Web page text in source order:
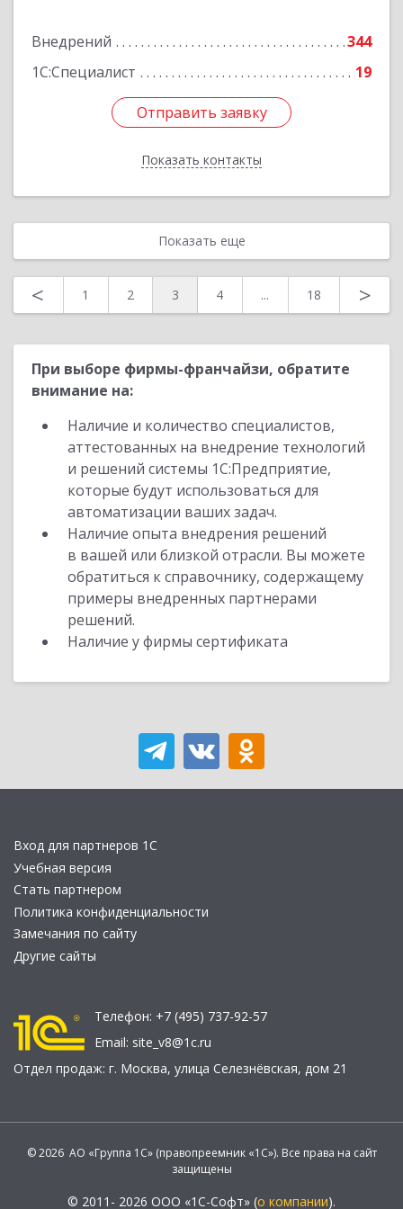
Внедрений
344
1С:Специалист
19
Отправить заявку
Показать контакты
Подробнее
Отправить заявку
Назад
Показать еще
< 1 2 3 4 ... 18 >
При выборе фирмы-франчайзи, обратите
внимание на:
Наличие и количество специалистов,
аттестованных на внедрение технологий
и решений системы 1С:Предприятие,
которые будут использоваться для
автоматизации ваших задач.
Наличие опыта внедрения решений
в вашей или близкой отрасли. Вы можете
обратиться к справочнику, содержащему
примеры внедренных партнерами
решений.
Наличие у фирмы сертификата
Вход для партнеров 1С
Учебная версия
Стать партнером
Политика конфиденциальности
Замечания по сайту
Другие сайты
Телефон: +7 (495) 737-92-57
Email: site_v8@1c.ru
Отдел продаж: г. Москва, улица Селезнёвская, дом 21
© 2026 АО «Группа 1С» (правопреемник «1С»). Все права на сайт
защищены
© 2011- 2026 ООО «1С-Софт» (о компании).